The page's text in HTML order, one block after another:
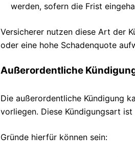
werden, sofern die Frist
Versicherer nutzen diese Art der
oder eine hohe Schadenquote
Außerordentliche
Die außerordentliche Kündigung
vorliegen. Diese Kündigungsart
Gründe hierfür können sein: